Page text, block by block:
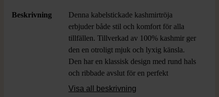
Beskrivning
Denna kabelstickade kashmirtröja
erbjuder både stil och komfort för alla
tillfällen. Tillverkad av 100% kashmir ger
den en otroligt mjuk och lyxig känsla.
Den har en klassisk design med rund hals
och ribbade avslut för en perfekt
passform, vilket gör den idealisk för både
Visa all beskrivning